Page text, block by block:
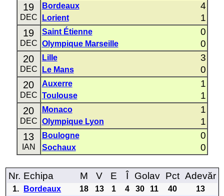
19
DEC
Bordeaux 4
Lorient 1
19
DEC
Saint Étienne 0
Olympique Marseille 0
20
DEC
Lille 3
Le Mans 0
20
DEC
Auxerre 1
Toulouse 1
20
DEC
Monaco 1
Olympique Lyon 1
13
IAN
Boulogne 0
Sochaux 0
Nr. Echipa M V E Î Golav Pct Adevăr
1. Bordeaux 18 13 1 4 30 11 40
13